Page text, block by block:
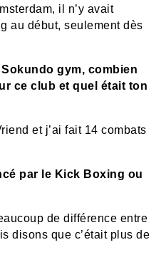
il n’y avait
au début, seulement dès
Sokundo gym, combien
ce club et quel était ton
et j’ai fait 14 combats
par le Kick Boxing ou
de différence entre
disons que c’était plus de